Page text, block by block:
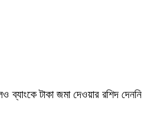
টাকা জমা দেওয়ার রশিদ দেননি